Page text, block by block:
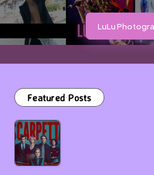
LuLu
Featured Posts